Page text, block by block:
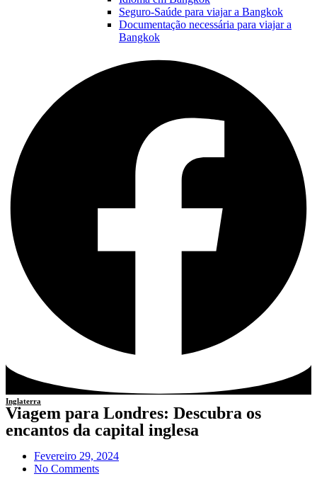
Seguro-Saúde para viajar a Bangkok
Documentação necessária para viajar a
Bangkok
Inglaterra
Viagem para Londres: Descubra os
encantos da capital inglesa
Fevereiro 29, 2024
No Comments